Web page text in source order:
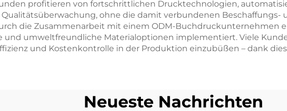
profitieren von fortschrittlichen Drucktechnologien,
ohne die damit verbundenen Beschaffungs-
die Zusammenarbeit mit einem ODM-Buchdruckunternehmen
umweltfreundliche Materialoptionen implementiert. Viele
und Kostenkontrolle in der Produktion einzubüßen – dank
Neueste Nachrichten